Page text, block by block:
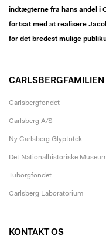
indtægterne fra hans andel i
fortsat med at realisere
for det bredest mulige
CARLSBERGFAMILIEN
Carlsbergfondet
Carlsberg A/S
Ny Carlsberg Glyptotek
Det Nationalhistoriske
Tuborgfondet
Carlsberg Laboratorium
KONTAKT OS